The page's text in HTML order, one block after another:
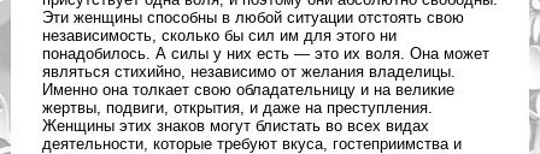
Эти женщины способны в любой ситуации отстоять свою
независимость, сколько бы сил им для этого ни
понадобилось. А силы у них есть — это их воля. Она может
являться стихийно, независимо от желания владелицы.
Именно она толкает свою обладательницу и на великие
жертвы, подвиги, открытия, и даже на преступления.
Женщины этих знаков могут блистать во всех видах
деятельности, которые требуют вкуса, гостеприимства и